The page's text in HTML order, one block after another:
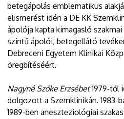
betegápolás emblematikus
elismerést idén a DE KK
ápolója kapta kimagasló
szintű ápolói, betegellátó
Debreceni Egyetem Klinikai
öregbítéséért.
Nagyné Szőke Erzsébet1979-től
dolgozott a Szemklinikán. 1983-
1989-ben aneszteziológiai